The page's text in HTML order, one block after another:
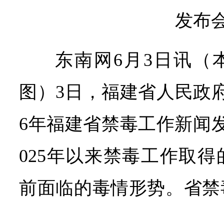
发布
东南网6月3日讯（
图）3日，福建省人民政
6年福建省禁毒工作新闻
025年以来禁毒工作取
前面临的毒情形势。省